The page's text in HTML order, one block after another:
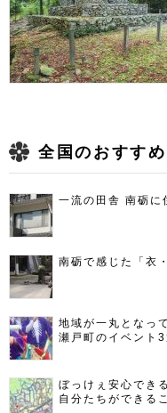
全国のおすす
一流の田舎 南砺に
南砺で感じた「衣
地域が一丸となっ
瀬戸町のイベント3
ぼっけぇ安心でき
自分たちができる